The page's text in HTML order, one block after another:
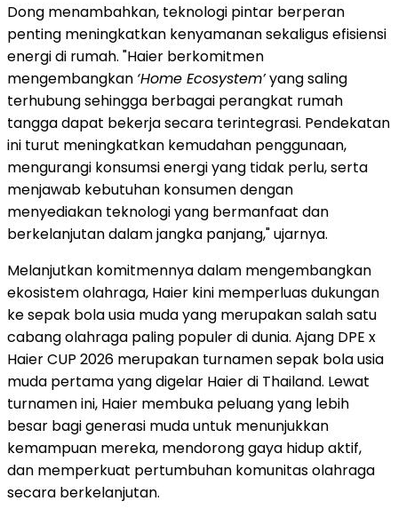
Dong menambahkan, teknologi pintar berperan
penting meningkatkan kenyamanan sekaligus efisiensi
energi di rumah. "Haier berkomitmen
mengembangkan ‘Home Ecosystem’yang saling
terhubung sehingga berbagai perangkat rumah
tangga dapat bekerja secara terintegrasi. Pendekatan
ini turut meningkatkan kemudahan penggunaan,
mengurangi konsumsi energi yang tidak perlu, serta
menjawab kebutuhan konsumen dengan
menyediakan teknologi yang bermanfaat dan
berkelanjutan dalam jangka panjang," ujarnya.
Melanjutkan komitmennya dalam mengembangkan
ekosistem olahraga, Haier kini memperluas dukungan
ke sepak bola usia muda yang merupakan salah satu
cabang olahraga paling populer di dunia. Ajang DPE x
Haier CUP 2026 merupakan turnamen sepak bola usia
muda pertama yang digelar Haier di Thailand. Lewat
turnamen ini, Haier membuka peluang yang lebih
besar bagi generasi muda untuk menunjukkan
kemampuan mereka, mendorong gaya hidup aktif,
dan memperkuat pertumbuhan komunitas olahraga
secara berkelanjutan.